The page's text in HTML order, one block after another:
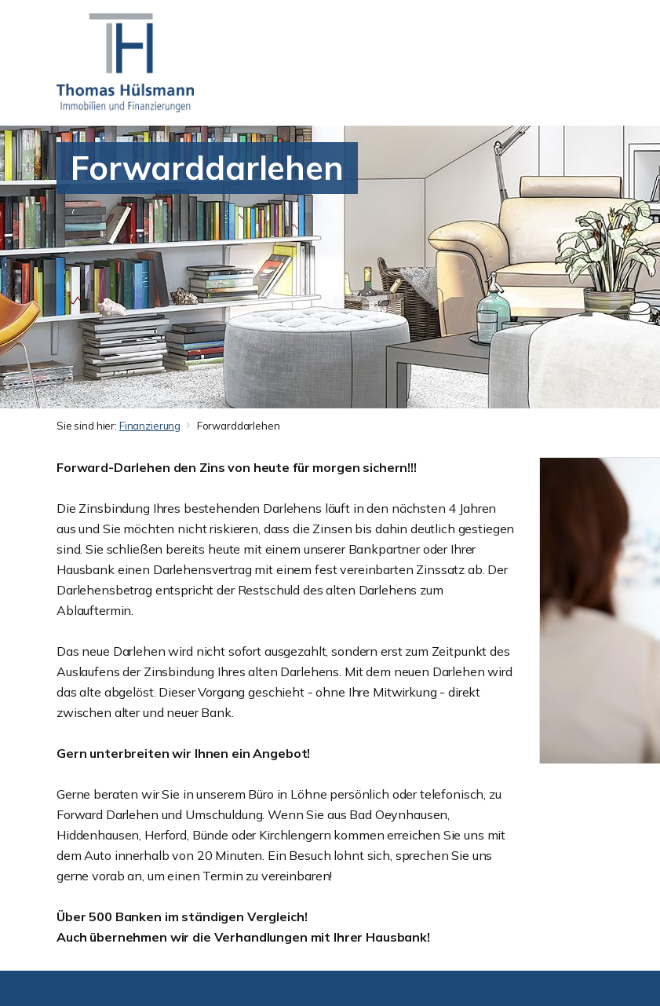
Forwarddarlehen
Sie sind hier: Finanzierung Forwarddarlehen
Forward-Darlehen den Zins von heute für morgen sichern!!!
Die Zinsbindung Ihres bestehenden Darle­hens läuft in den nächsten 4 Jahren
aus und Sie möchten nicht riskieren, dass die Zinsen bis dahin deutlich gestiegen
sind. Sie schließen bereits heute mit einem unserer Bankpartner oder Ihrer
Hausbank einen Darlehensver­trag mit einem fest vereinbarten Zinssatz ab. Der
Darlehensbetrag entspricht der Restschuld des alten Darlehens zum
Ablauftermin.
Das neue Darlehen wird nicht sofort ausge­zahlt, sondern erst zum Zeitpunkt des
Aus­laufens der Zinsbindung Ihres alten Darle­hens. Mit dem neuen Darlehen wird
das alte abgelöst. Dieser Vorgang geschieht - ohne Ihre Mitwirkung - direkt
zwischen alter und neuer Bank.
Gern unterbreiten wir Ihnen ein Ange­bot!
Gerne beraten wir Sie in unserem Büro in Löhne persönlich oder telefonisch, zu
Forward Darlehen und Umschuldung. Wenn Sie aus Bad Oeynhausen,
Hiddenhausen, Herford, Bünde oder Kirchlengern kommen erreichen Sie uns mit
dem Auto innerhalb von 20 Minuten. Ein Besuch lohnt sich, sprechen Sie uns
gerne vorab an, um einen Termin zu vereinbaren!
Über 500 Banken im ständigen Vergleich!
Auch übernehmen wir die Verhandlungen mit Ihrer Hausbank!